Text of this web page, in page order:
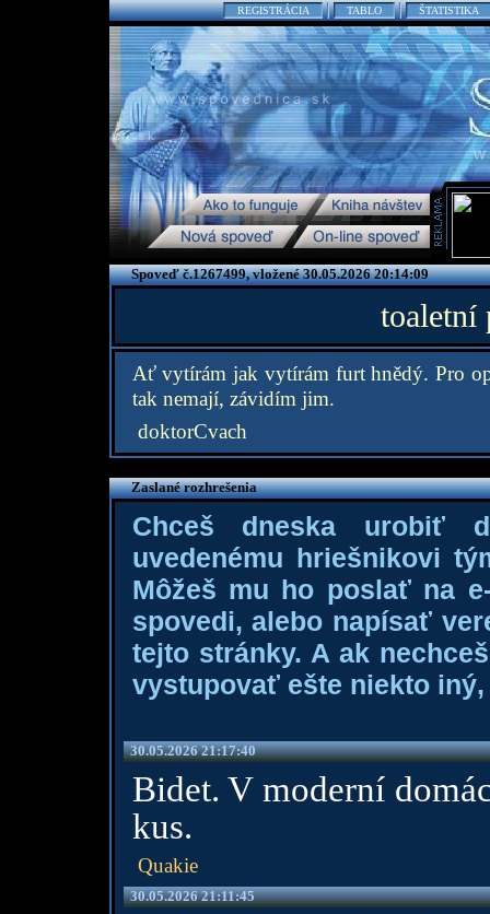
REGISTRÁCIA TABLO ŠTATISTIKA
Spoveď č.1267499, vložené 30.05.2026 20:14:09
toaletní
Ať vytírám jak vytírám furt hnědý. Pro
tak nemají, závidím jim.
doktorCvach
Zaslané rozhrešenia
Chceš dneska urobiť
uvedenému hriešnikovi
Môžeš mu ho poslať na
spovedi, alebo napísať
tejto stránky. A ak
vystupovať ešte niekto
30.05.2026 21:17:40
Bidet. V moderní
kus.
Quakie
30.05.2026 21:11:45